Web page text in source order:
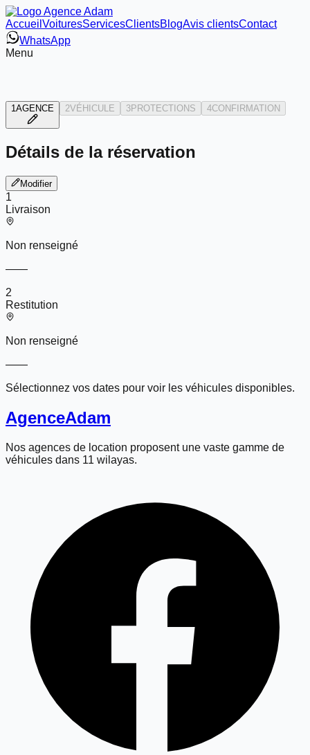
Accueil VoituresServicesClientsBlogAvis clientsContact
WhatsApp
Menu
1AGENCE 2VÉHICULE 3PROTECTIONS 4CONFIRMATION
Détails de la réservation
Modifier
1
Livraison
Non renseigné
——
2
Restitution
Non renseigné
——
Sélectionnez vos dates pour voir les véhicules disponibles.
AgenceAdam
Nos agences de location proposent une vaste gamme de
véhicules dans 11 wilayas.